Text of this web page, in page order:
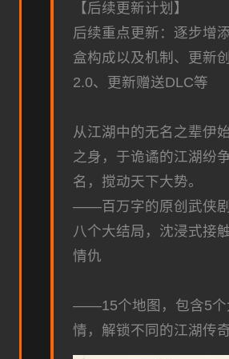
【后续更新计划】
后续重点更新：逐步增
盒构成以及机制、更新
2.0、更新赠送DLC等
从江湖中的无名之辈伊
之身，于诡谲的江湖纷
名，搅动天下大势。
——百万字的原创武侠
八个大结局，沈浸式接
情仇
——15个地图，包含5个
情，解锁不同的江湖传